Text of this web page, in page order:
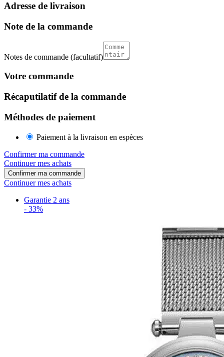
Adresse de livraison
Note de la commande
Notes de commande (facultatif)
Votre commande
Récaputilatif de la commande
Méthodes de paiement
Paiement à la livraison en espèces
Confirmer ma commande
Continuer mes achats
Confirmer ma commande
Continuer mes achats
Garantie 2 ans
- 33%